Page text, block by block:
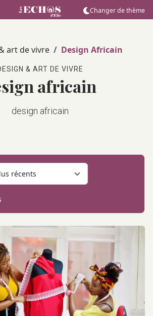
Changer de thème
art de vivre Design Africain
& ART DE VIVRE
africain
design africain